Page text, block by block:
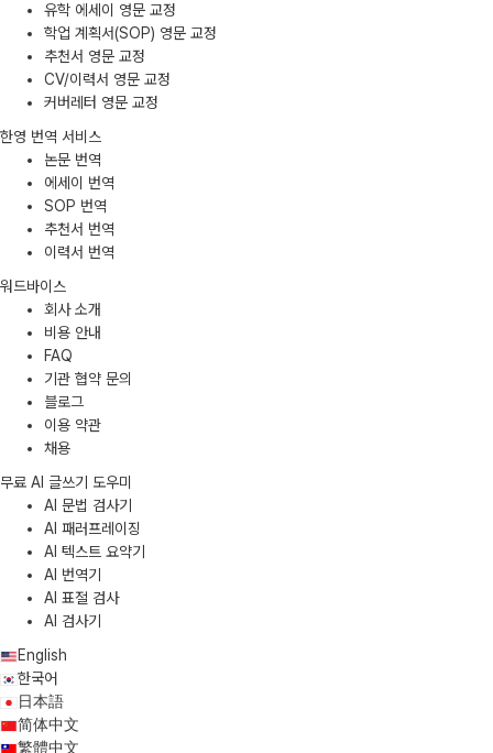
유학 에세이 영문 교정
학업 계획서(SOP) 영문 교정
추천서 영문 교정
CV/이력서 영문 교정
커버레터 영문 교정
한영 번역 서비스
논문 번역
에세이 번역
SOP 번역
추천서 번역
이력서 번역
워드바이스
회사 소개
비용 안내
FAQ
기관 협약 문의
블로그
이용 약관
채용
무료 AI 글쓰기 도우미
AI 문법 검사기
AI 패러프레이징
AI 텍스트 요약기
AI 번역기
AI 표절 검사
AI 검사기
English
한국어
日本語
简体中文
繁體中文